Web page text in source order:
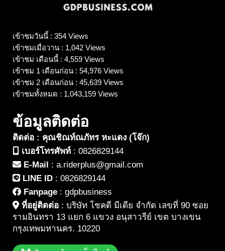
เข้าชมวันนี้ : 354 Views
เข้าชมเมื่อวาน : 1,042 Views
เข้าชม เดือนนี้ : 4,559 Views
เข้าชม 1 เดือนก่อน : 54,976 Views
เข้าชม 2 เดือนก่อน : 45,639 Views
เข้าชมทั้งหมด : 1,043,159 Views
ข้อมูลติดต่อ
ติดต่อ : คุณชิณท์ณภัทร หะแดง (โจ๊ก)
เบอร์โทรศัพท์ : 0826829144
E-Mail : a.riderplus@gmail.com
LINE ID : 0826829144
Fanpage : gdpbusiness
ที่อยู่ติดต่อ : บริษัท โชคดี มีเดีย จำกัด เลขที่ 90 ซอย
รามอินทรา 13 แยก 6 แขวง อนุสาวรีย์ เขต บางเขน
กรุงเทพมหานคร. 10220